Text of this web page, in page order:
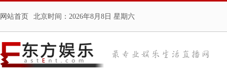
网站首页 北京时间： 2026年8月8日 星期六